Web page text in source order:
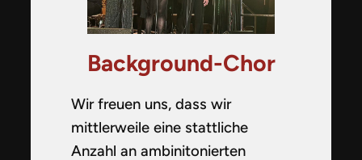
Background-Chor
Wir freuen uns, dass wir
mittlerweile eine stattliche
Anzahl an ambinitonierten